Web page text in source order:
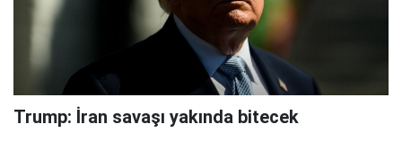
Trump: İran savaşı yakında bitecek